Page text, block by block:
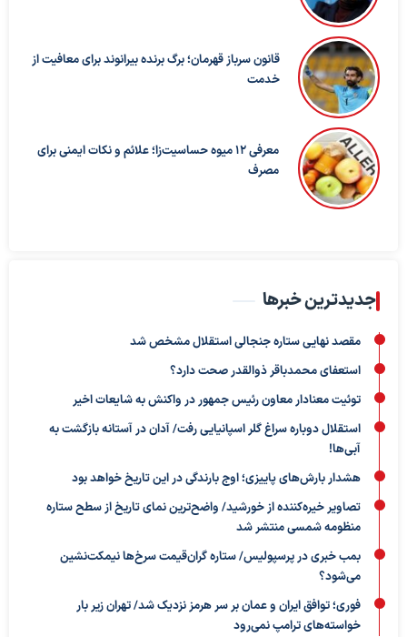
قانون سرباز قهرمان؛ برگ برنده بیرانوند برای معافیت از
خدمت
معرفی ۱۲ میوه حساسیت‌زا؛ علائم و نکات ایمنی برای
مصرف
جدیدترین خبرها
مقصد نهایی ستاره جنجالی استقلال مشخص شد
استعفای محمدباقر ذوالقدر صحت دارد؟
توئیت معنادار معاون رئیس جمهور در واکنش به شایعات اخیر
استقلال دوباره سراغ گلر اسپانیایی رفت/ آدان در آستانه بازگشت به
آبی‌ها!
هشدار بارش‌های پاییزی؛ اوج بارندگی در این تاریخ خواهد بود
تصاویر خیره‌کننده از خورشید/ واضح‌ترین نمای تاریخ از سطح ستاره
منظومه شمسی منتشر شد
بمب خبری در پرسپولیس/ ستاره گران‌قیمت سرخ‌ها نیمکت‌نشین
می‌شود؟
فوری؛ توافق ایران و عمان بر سر هرمز نزدیک شد/ تهران زیر بار
خواسته‌های ترامپ نمی‌رود